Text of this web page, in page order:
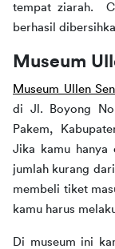
tempat ziarah.
berhasil
Museum
Museum Ullen
di Jl. Boyong
Pakem,
Jika kamu hanya
jumlah kurang
membeli tiket
kamu harus
Di museum ini